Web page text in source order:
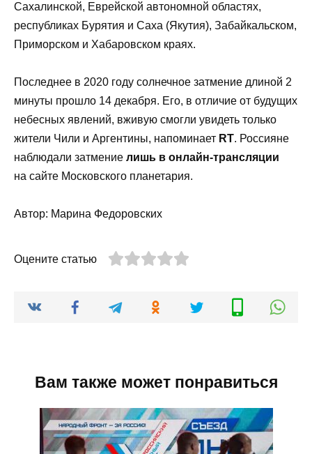
Сахалинской, Еврейской автономной областях,
республиках Бурятия и Саха (Якутия), Забайкальском,
Приморском и Хабаровском краях.
Последнее в 2020 году солнечное затмение длиной 2
минуты прошло 14 декабря. Его, в отличие от будущих
небесных явлений, вживую смогли увидеть только
жители Чили и Аргентины, напоминает RT. Россияне
наблюдали затмение лишь в онлайн-трансляции
на сайте Московского планетария.
Автор: Марина Федоровских
Оцените статью
Вам также может понравиться